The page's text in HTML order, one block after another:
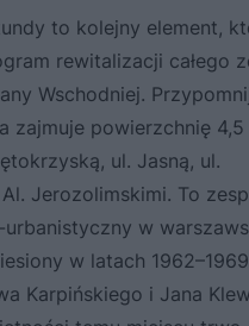
to kolejny element,
rewitalizacji całego
Wschodniej.
zajmuje powierzchnię 4,5
ul. Jasną, ul.
Jerozolimskimi. To
w
w latach
Karpińskiego i Jana